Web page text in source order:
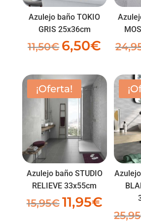
Azulejo baño TOKIO
GRIS 25x36cm
11,50€ El
era:
11,50€.
6,50€
es:
6,50€.
¡Oferta!
Azulejo baño STUDIO
RELIEVE 33x55cm
15,95€ El
11,95€El
precio
25,95